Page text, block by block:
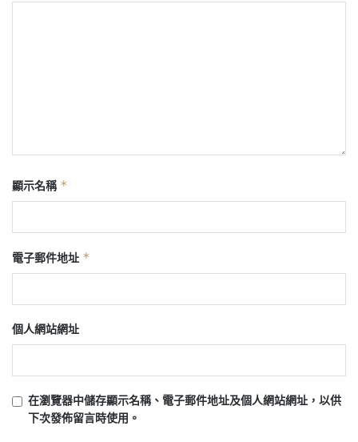
顯示名稱 *
電子郵件地址 *
個人網站網址
在瀏覽器中儲存顯示名稱、電子郵件地址及個人網站網址，以供
下次發佈留言時使用。